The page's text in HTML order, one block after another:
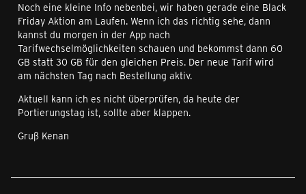
Noch eine kleine Info nebenbei, wir haben gerade eine Black
Friday Aktion am Laufen. Wenn ich das richtig sehe, dann
kannst du morgen in der App nach
Tarifwechselmöglichkeiten schauen und bekommst dann 60
GB statt 30 GB für den gleichen Preis. Der neue Tarif wird
am nächsten Tag nach Bestellung aktiv.
Aktuell kann ich es nicht überprüfen, da heute der
Portierungstag ist, sollte aber klappen.
Gruß Kenan